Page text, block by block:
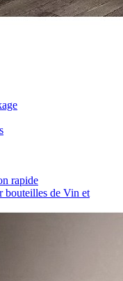
rapide
bouteilles de Vin et